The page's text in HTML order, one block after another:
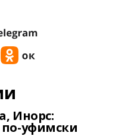
Инорс:
уфимски